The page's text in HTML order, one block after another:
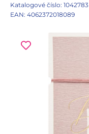
Katalogové číslo: 1042783
EAN: 4062372018089